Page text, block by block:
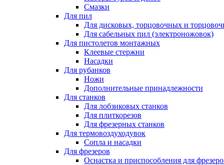
Смазки
Для пил
Для дисковых, торцовочных и
Для сабельных пил (электроножовок)
Для пистолетов монтажных
Клеевые стержни
Насадки
Для рубанков
Ножи
Дополнительные принадлежности
Для станков
Для лобзиковых станков
Для плиткорезов
Для фрезерных станков
Для термовоздуходувок
Сопла и насадки
Для фрезеров
Оснастка и приспособления для